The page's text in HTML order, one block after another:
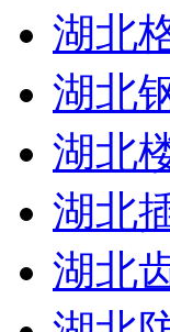
湖北
湖北
湖北
湖北
湖北